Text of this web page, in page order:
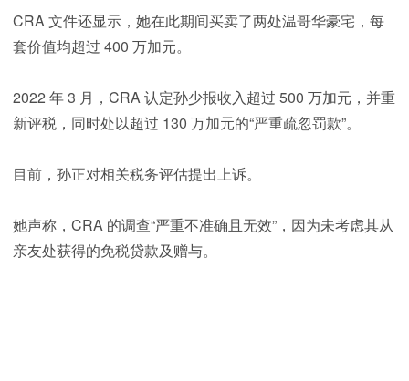
CRA 文件还显示，她在此期间买卖了两处温哥华豪宅，每
套价值均超过 400 万加元。
2022 年 3 月，CRA 认定孙少报收入超过 500 万加元，并重
新评税，同时处以超过 130 万加元的“严重疏忽罚款”。
目前，孙正对相关税务评估提出上诉。
她声称，CRA 的调查“严重不准确且无效”，因为未考虑其从
亲友处获得的免税贷款及赠与。